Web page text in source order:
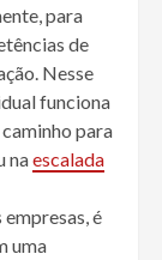
para
de
Nesse
funciona
para
naescalada
é
uma